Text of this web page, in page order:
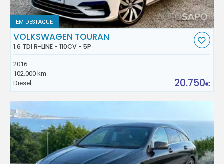
EM DESTAQUE
VOLKSWAGEN TOURAN
1.6 TDI R-LINE - 110CV - 5P
2016
102.000 km
Diesel
20.750€